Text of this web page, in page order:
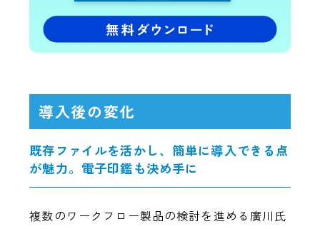
導入後の変化
既存ファイルを活かし、簡単に導入できる点
が魅力。電子印鑑も決め手に
複数のワークフロー製品の検討を進める廣川氏